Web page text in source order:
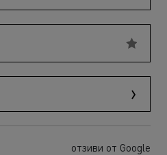
отзиви от Google